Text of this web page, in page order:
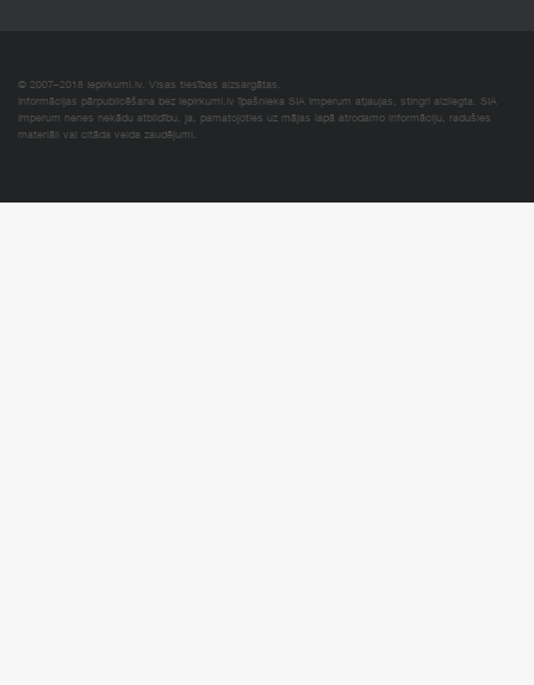
© 2007–2018 Iepirkumi.lv. Visas tiesības aizsargātas.
Informācijas pārpublicēšana bez iepirkumi.lv īpašnieka SIA Imperum atļaujas, stingri aizliegta. SIA
Imperum nenes nekādu atbildību, ja, pamatojoties uz mājas lapā atrodamo informāciju, radušies
materiāli vai citāda veida zaudējumi.